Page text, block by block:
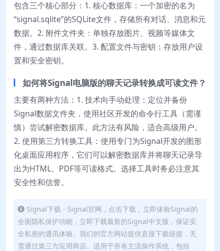
包含三个核心部分：1. 核心数据库：一个加密的名为
“signal.sqlite”的SQLite文件，存储所有对话、消息和元
数据。2. 附件文件夹：单独存放图片、视频等媒体文
件，通过数据库关联。3. 配置文件与密钥：存放用户设
置和安全密钥。
如何将Signal电脑版的聊天记录转换成可读文件？
主要有两种方法：1. 技术向手动处理：定位并备份
Signal数据文件夹，使用社区开发的命令行工具（需谨
慎）尝试解密数据库。此方法有风险，适合高级用户。
2. 使用第三方转换工具：使用专门为Signal开发的图形
化桌面应用程序，它们可以解密数据库并将聊天记录导
出为HTML、PDF等可读格式。选择工具时务必注意其
安全性和信誉。
Signal下载 - Signal官网，点击下载，立即体验Signal的
全面隐私保护功能，立即下载最新的Signal中文版，保证安
全私密的通讯体验。我们的官方网站提供直接下载链接，无
需通过第三方应用商店。适用于所有主流操作系统，包括